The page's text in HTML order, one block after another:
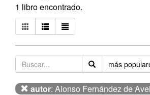
1 libro encontrado.
más
autor: Alonso Fernández de